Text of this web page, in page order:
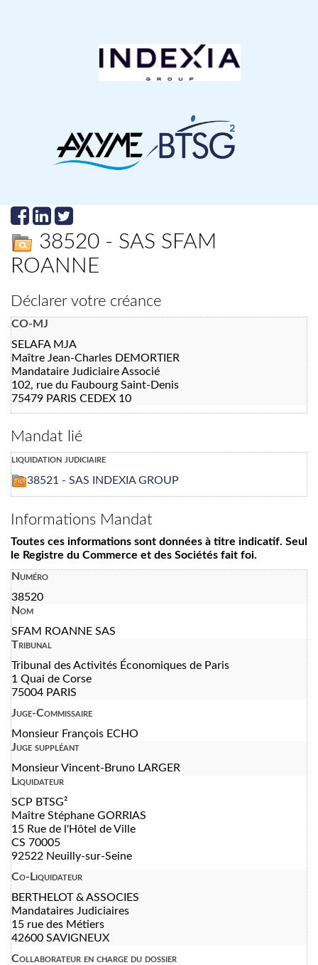
38520 - SAS SFAM
ROANNE
Déclarer votre créance
CO-MJ
SELAFA MJA
Maître Jean-Charles DEMORTIER
Mandataire Judiciaire Associé
102, rue du Faubourg Saint-Denis
75479 PARIS CEDEX 10
Mandat lié
liquidation judiciaire
38521 - SAS INDEXIA GROUP
Informations Mandat
Toutes ces informations sont données à titre indicatif. Seul
le Registre du Commerce et des Sociétés fait foi.
Numéro
38520
Nom
SFAM ROANNE SAS
Tribunal
Tribunal des Activités Économiques de Paris
1 Quai de Corse
75004 PARIS
Juge-Commissaire
Monsieur François ECHO
Juge suppléant
Monsieur Vincent-Bruno LARGER
Liquidateur
SCP BTSG²
Maître Stéphane GORRIAS
15 Rue de l'Hôtel de Ville
CS 70005
92522 Neuilly-sur-Seine
Co-Liquidateur
BERTHELOT & ASSOCIES
Mandataires Judiciaires
15 rue des Métiers
42600 SAVIGNEUX
Collaborateur en charge du dossier